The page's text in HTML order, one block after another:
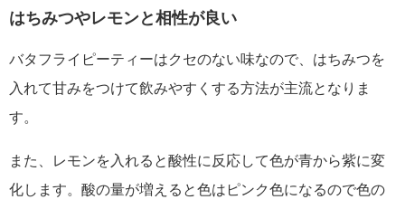
はちみつやレモンと相性が良い
バタフライピーティーはクセのない味なので、はちみつを
入れて甘みをつけて飲みやすくする方法が主流となりま
す。
また、レモンを入れると酸性に反応して色が青から紫に変
化します。酸の量が増えると色はピンク色になるので色の